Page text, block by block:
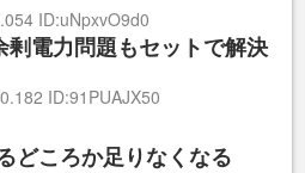
ID:uNpxvO9d0
電力問題もセットで解決
ID:91PUAJX50
どころか足りなくなる